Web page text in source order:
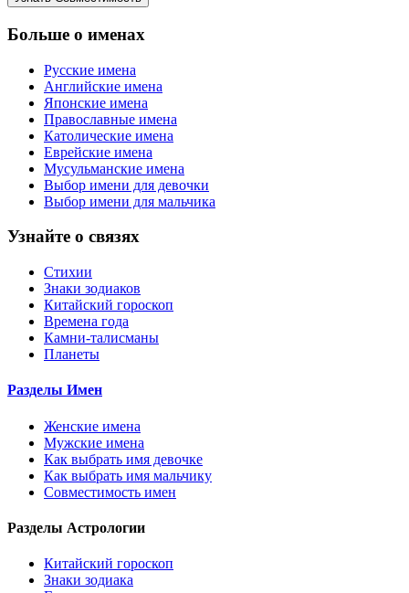
Больше о именах
Русские имена
Английские имена
Японские имена
Православные имена
Католические имена
Еврейские имена
Мусульманские имена
Выбор имени для девочки
Выбор имени для мальчика
Узнайте о связях
Стихии
Знаки зодиаков
Китайский гороскоп
Времена года
Камни-талисманы
Планеты
Разделы Имен
Женские имена
Мужские имена
Как выбрать имя девочке
Как выбрать имя мальчику
Совместимость имен
Разделы Астрологии
Китайский гороскоп
Знаки зодиака